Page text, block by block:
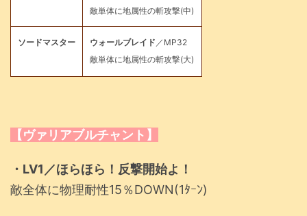
敵単体に地属性の斬攻撃(中)
ソードマスター ウォールブレイド ／MP32
敵単体に地属性の斬攻撃(大)
【ヴァリアブルチャント】
・LV1／ほらほら！反撃開始よ！
敵全体に物理耐性15％DOWN(1ﾀｰﾝ)